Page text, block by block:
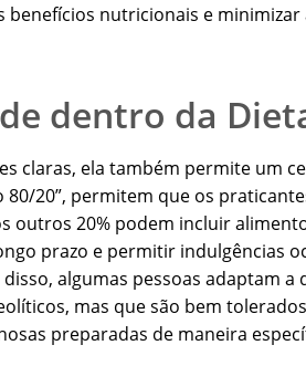
nutricionais e minimizar
dentro da
claras, ela também permite um
80/20”, permitem que os
outros 20% podem incluir
prazo e permitir indulgências
algumas pessoas adaptam
mas que são bem
preparadas de maneira